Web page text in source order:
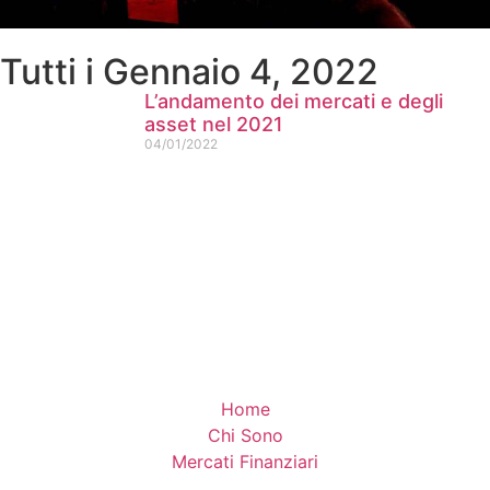
Tutti i Gennaio 4, 2022
L’andamento dei mercati e degli
asset nel 2021
04/01/2022
Home
Chi Sono
Mercati Finanziari